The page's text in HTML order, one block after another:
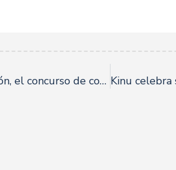
Ecovalia pone en marcha BioRestauración, el concurso de cocina ecológica